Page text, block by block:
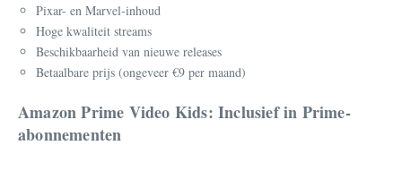
Pixar- en Marvel-inhoud
Hoge kwaliteit streams
Beschikbaarheid van nieuwe releases
Betaalbare prijs (ongeveer €9 per maand)
Amazon Prime Video Kids: Inclusief in Prime-
abonnementen